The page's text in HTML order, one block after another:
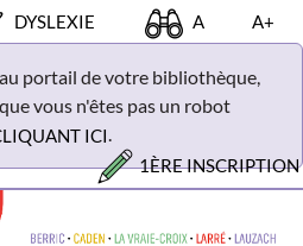
DYSLEXIE A A+
portail de votre bibliothèque,
vous n'êtes pas un robot
ICI.
1ÈRE INSCRIPTION